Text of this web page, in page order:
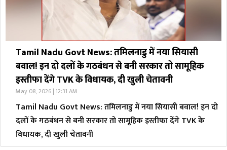
Tamil Nadu Govt News: तमिलनाडु में नया सियासी
बवाल! इन दो दलों के गठबंधन से बनी सरकार तो सामूहिक
इस्तीफा देंगे TVK के विधायक, दी खुली चेतावनी
May 08, 2026 | 12:31 AM
Tamil Nadu Govt News: तमिलनाडु में नया सियासी बवाल! इन दो
दलों के गठबंधन से बनी सरकार तो सामूहिक इस्तीफा देंगे TVK के
विधायक, दी खुली चेतावनी